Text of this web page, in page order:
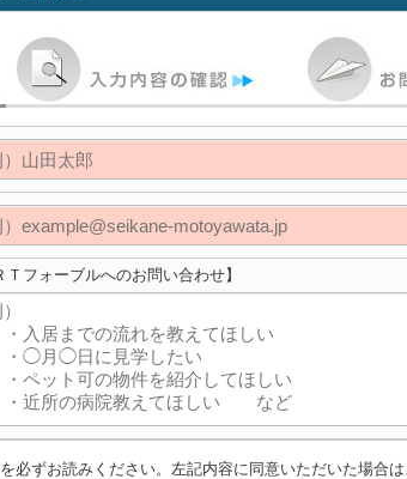
Ｔフォーブルへのお問い合わせ】
を必ずお読みください。左記内容に同意いただいた場合